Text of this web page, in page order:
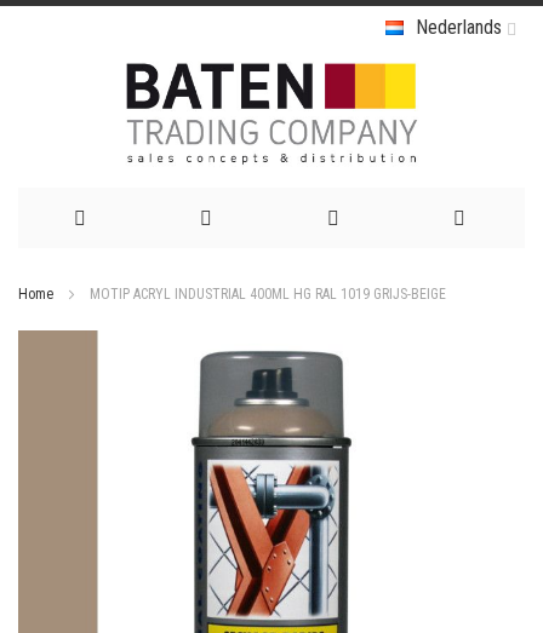
Nederlands
Home MOTIP ACRYL INDUSTRIAL 400ML HG RAL 1019 GRIJS-BEIGE